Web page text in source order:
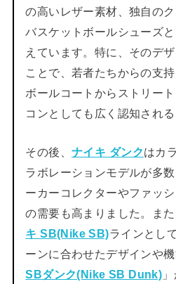
の高いレザー素材、独自のク
バスケットボールシューズ
えています。特に、そのデ
ことで、若者たちからの支
ボールコートからストリー
コンとしても広く認知され
その後、ナイキ ダンクはカ
ラボレーションモデルが多
ーカーコレクターやファッ
の需要も高まりました。ま
キ SB(Nike SB)ラインとし
ーンに合わせたデザインや
SBダンク(Nike SB Dunk)